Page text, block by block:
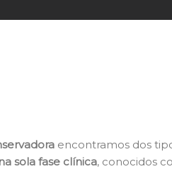
encontramos dos
sola fase clínica, conocidos